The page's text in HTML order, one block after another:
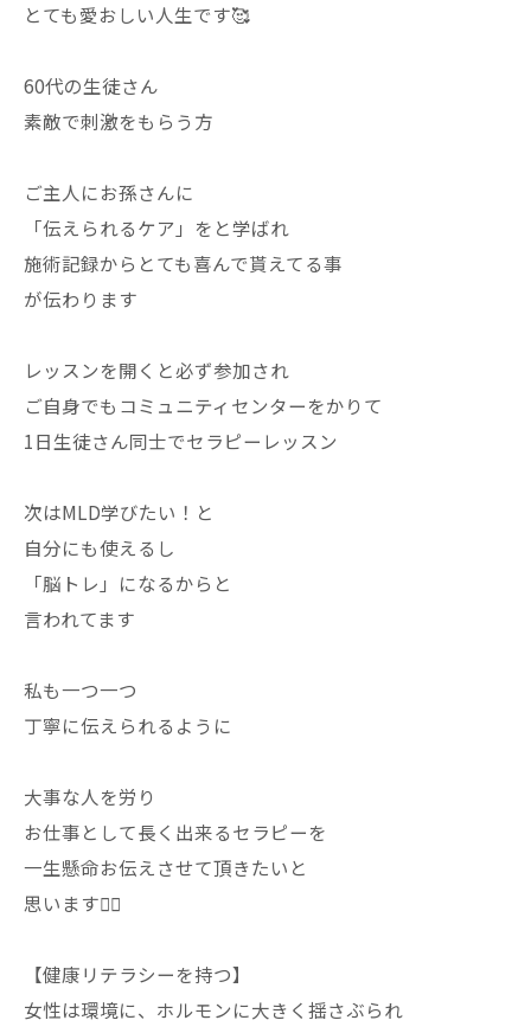
とても愛おしい人生です🥰
60代の生徒さん
素敵で刺激をもらう方
ご主人にお孫さんに
「伝えられるケア」をと学ばれ
施術記録からとても喜んで貰えてる事
が伝わります
レッスンを開くと必ず参加され
ご自身でもコミュニティセンターをかりて
1日生徒さん同士でセラピーレッスン
次はMLD学びたい！と
自分にも使えるし
「脳トレ」になるからと
言われてます
私も一つ一つ
丁寧に伝えられるように
大事な人を労り
お仕事として長く出来るセラピーを
一生懸命お伝えさせて頂きたいと
思います🙇‍♀️
【健康リテラシーを持つ】
女性は環境に、ホルモンに大きく揺さぶられ